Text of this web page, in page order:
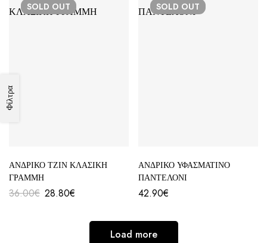
Φίλτρα
SOLD OUT
ΑΝΔΡΙΚΟ ΤΖΙΝ ΚΛΑΣΙΚΗ
ΓΡΑΜΜΗ
36.00€ 28.80€
SOLD OUT
ΑΝΔΡΙΚΟ ΥΦΑΣΜΑΤΙΝΟ
ΠΑΝΤΕΛΟΝΙ
42.90€
Load more